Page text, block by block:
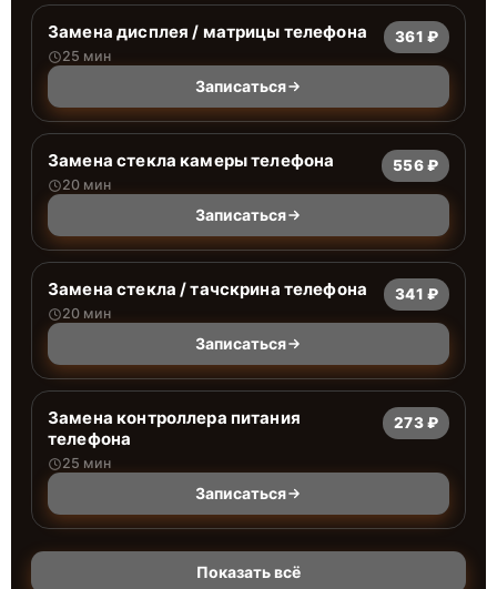
Замена дисплея / матрицы телефона
25 мин
361 ₽
Записаться
Замена стекла камеры телефона
20 мин
556 ₽
Записаться
Замена стекла / тачскрина телефона
20 мин
341 ₽
Записаться
Замена контроллера питания
телефона
25 мин
273 ₽
Записаться
Показать всё